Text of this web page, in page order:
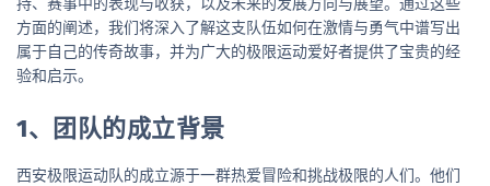
方面的阐述，我们将深入了解这支队伍如何在激情与勇气中谱写出
属于自己的传奇故事，并为广大的极限运动爱好者提供了宝贵的经
验和启示。
1、团队的成立背景
西安极限运动队的成立源于一群热爱冒险和挑战极限的人们。他们